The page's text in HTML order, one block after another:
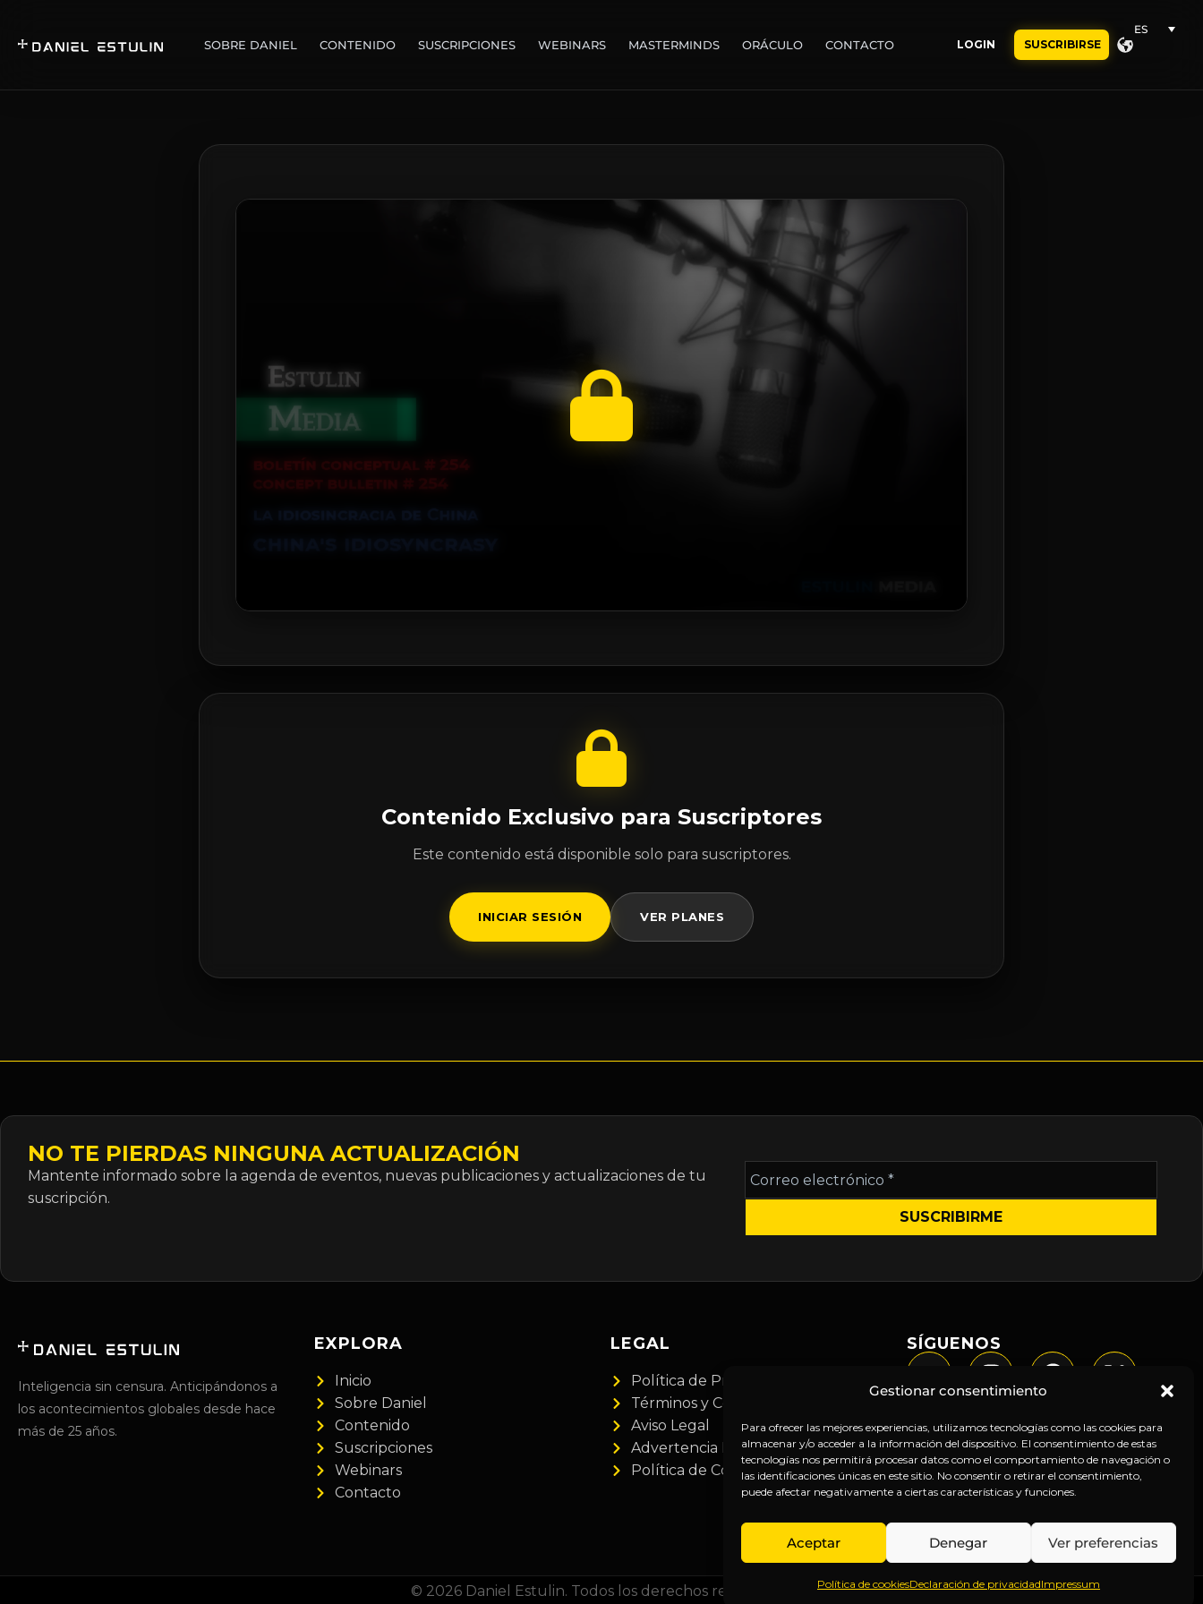
Gestionar consentimiento
Para ofrecer las mejores experiencias, utilizamos tecnologías como las cookies para
almacenar y/o acceder a la información del dispositivo. El consentimiento de estas
tecnologías nos permitirá procesar datos como el comportamiento de navegación o
las identificaciones únicas en este sitio. No consentir o retirar el consentimiento,
puede afectar negativamente a ciertas características y funciones.
Aceptar Denegar Ver preferencias
Política de cookiesDeclaración de privacidadImpressum
SOBRE DANIEL CONTENIDO SUSCRIPCIONES WEBINARS MASTERMINDS ORÁCULO CONTACTO LOGIN SUSCRIBIRSE
ES
Contenido Exclusivo para Suscriptores
Este contenido está disponible solo para suscriptores.
INICIAR SESIÓN VER PLANES
NO TE PIERDAS NINGUNA ACTUALIZACIÓN
Mantente informado sobre la agenda de eventos, nuevas publicaciones y actualizaciones de tu
suscripción.
Correo
electrónico
*
Inteligencia sin censura. Anticipándonos a
los acontecimientos globales desde hace
más de 25 años.
EXPLORA
Inicio
Sobre Daniel
Contenido
Suscripciones
Webinars
Contacto
LEGAL
Política de Privacidad
Términos y Condiciones
Aviso Legal
Advertencia Financiera
Política de Cookies
SÍGUENOS
© 2026 Daniel Estulin. Todos los derechos reservados.